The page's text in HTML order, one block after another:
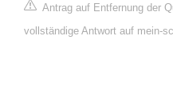
Antrag auf Entfernung der
vollständige Antwort auf mein-